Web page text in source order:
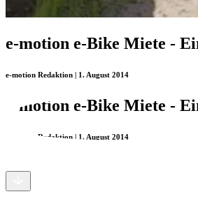
e-motion e-Bike Miete -
e-motion Redaktion | 1. August 2014
e-motion e-Bike Miete -
e-motion Redaktion | 1. August 2014